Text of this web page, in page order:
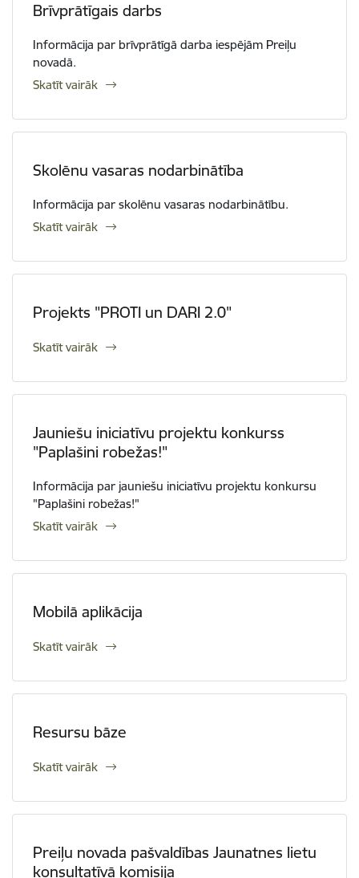
Brīvprātīgais darbs
Informācija par brīvprātīgā darba iespējām Preiļu
novadā.
Skatīt vairāk
Skolēnu vasaras nodarbinātība
Informācija par skolēnu vasaras nodarbinātību.
Skatīt vairāk
Projekts "PROTI un DARI 2.0"
Skatīt vairāk
Jauniešu iniciatīvu projektu konkurss
"Paplašini robežas!"
Informācija par jauniešu iniciatīvu projektu konkursu
"Paplašini robežas!"
Skatīt vairāk
Mobilā aplikācija
Skatīt vairāk
Resursu bāze
Skatīt vairāk
Preiļu novada pašvaldības Jaunatnes lietu
konsultatīvā komisija